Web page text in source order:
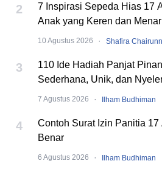
2
7 Inspirasi Sepeda Hias 17
Anak yang Keren dan
10 Agustus 2026 · Shafira
3
110 Ide Hadiah Panjat
Sederhana, Unik, dan
7 Agustus 2026 · Ilham Budhiman
4
Contoh Surat Izin Panitia
Benar
6 Agustus 2026 · Ilham Budhiman